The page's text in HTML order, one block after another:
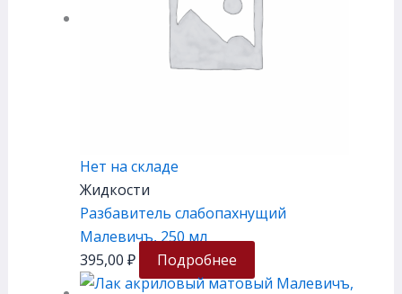
Нет на складе
Жидкости
Разбавитель слабопахнущий
Малевичъ, 250 мл
395,00 ₽ Подробнее